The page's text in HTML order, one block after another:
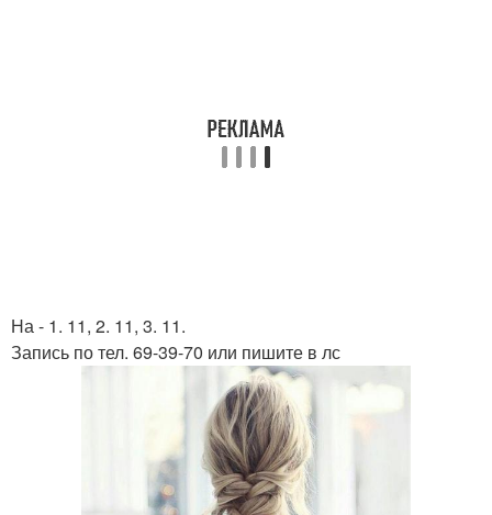
На - 1. 11, 2. 11, 3. 11.
Запись по тел. 69-39-70 или пишите в лс